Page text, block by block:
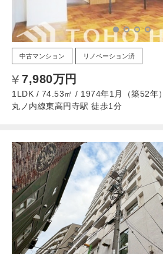
中古マンション リノベーション済
7,980万円
1LDK / 74.53㎡ / 1974年1月（築52年）
丸ノ内線東高円寺駅 徒歩1分